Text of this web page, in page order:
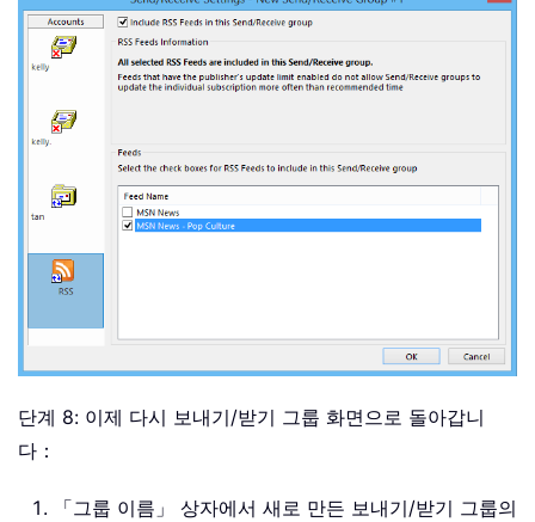
단계 8: 이제 다시 보내기/받기 그룹 화면으로 돌아갑니
다：
「그룹 이름」 상자에서 새로 만든 보내기/받기 그룹의